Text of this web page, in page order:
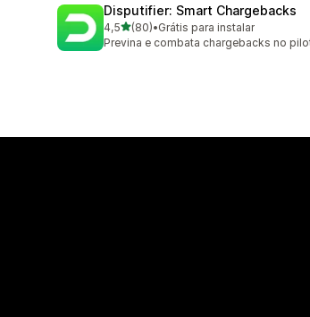
Disputifier: Smart Chargebacks
4,5de 5 estrelas
(80)
80 avaliações ao todo
•Grátis para instalar
Previna e combata chargebacks no